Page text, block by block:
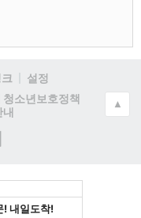
설정
청소년보호정책
▲